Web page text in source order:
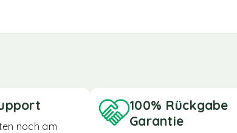
noch am
100% Rückgabe
Garantie